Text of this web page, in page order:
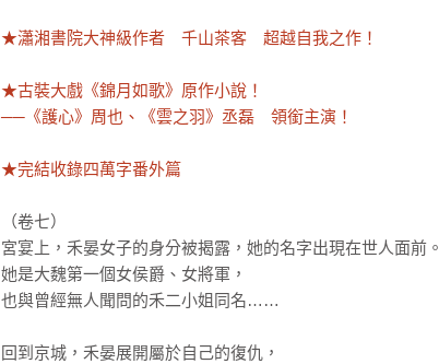
★瀟湘書院大神級作者　千山茶客　超越自我之作！
★古裝大戲《錦月如歌》原作小說！
──《護心》周也、《雲之羽》丞磊　領銜主演！
★完結收錄四萬字番外篇
（卷七）
宮宴上，禾晏女子的身分被揭露，她的名字出現在世人面前。
她是大魏第一個女侯爵、女將軍，
也與曾經無人聞問的禾二小姐同名……
回到京城，禾晏展開屬於自己的復仇，